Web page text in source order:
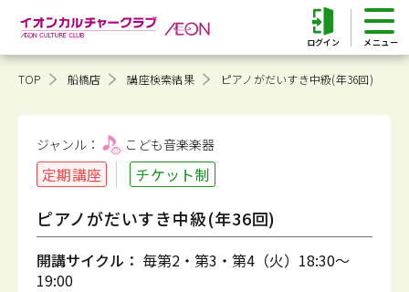
ログイン
TOP 船橋店 講座検索結果 ピアノがだいすき中級(年36回)
ジャンル： こども音楽楽器
定期講座 チケット制
ピアノがだいすき中級(年36回)
開講サイクル： 毎第2・第3・第4（火）18:30～
19:00